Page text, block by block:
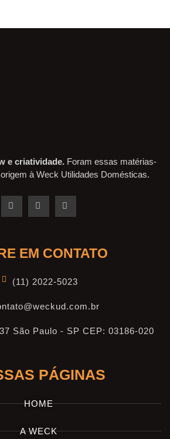
e criatividade. Foram essas matérias-
à Weck Utilidades Domésticas.
EM CONTATO
(11) 2022-5023
São Paulo - SP CEP: 03186-020
PÁGINAS
HOME
A WECK